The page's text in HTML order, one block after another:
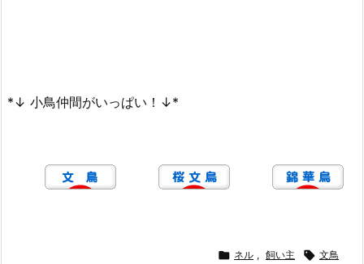
*↓ 小鳥仲間がいっぱい！↓*
 ネル , 飼い主  文鳥